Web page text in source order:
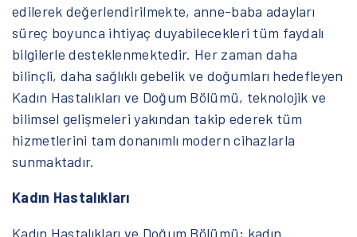
edilerek değerlendirilmekte, anne-baba adayları
süreç boyunca ihtiyaç duyabilecekleri tüm faydalı
bilgilerle desteklenmektedir. Her zaman daha
bilinçli, daha sağlıklı gebelik ve doğumları hedefleyen
Kadın Hastalıkları ve Doğum Bölümü, teknolojik ve
bilimsel gelişmeleri yakından takip ederek tüm
hizmetlerini tam donanımlı modern cihazlarla
sunmaktadır.
Kadın Hastalıkları
Kadın Hastalıkları ve Doğum Bölümü; kadın